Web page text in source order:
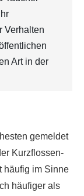
Verhalten
Art in der
gemeldet
Kurzflossen-
häufig im Sinne
häufiger als